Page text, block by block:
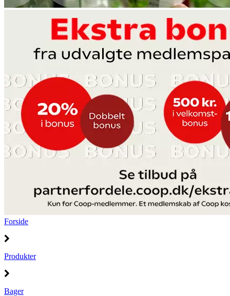
Forside
Produkter
Bager